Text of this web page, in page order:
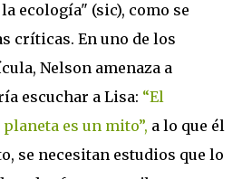
ecología" (sic), como se
críticas. En uno de los
Nelson amenaza a
escuchar a Lisa: “El
es un mito”, a lo que él
se necesitan estudios que lo